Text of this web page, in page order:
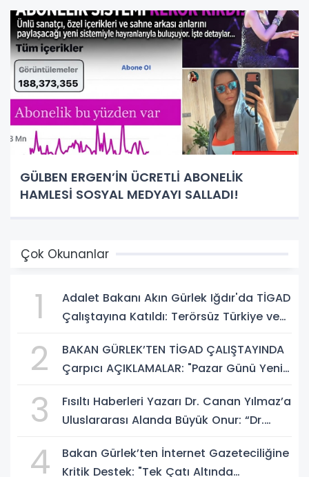
GÜLBEN ERGEN’İN ÜCRETLİ ABONELİK
HAMLESİ SOSYAL MEDYAYI SALLADI!
Çok Okunanlar
1
Adalet Bakanı Akın Gürlek Iğdır'da TİGAD
Çalıştayına Katıldı: Terörsüz Türkiye ve
2
BAKAN GÜRLEK’TEN TİGAD ÇALIŞTAYINDA
Çarpıcı AÇIKLAMALAR: "Pazar Günü Yeni
3
Fısıltı Haberleri Yazarı Dr. Canan Yılmaz’a
Uluslararası Alanda Büyük Onur: “Dr.
4
Bakan Gürlek’ten İnternet Gazeteciliğine
Kritik Destek: "Tek Çatı Altında